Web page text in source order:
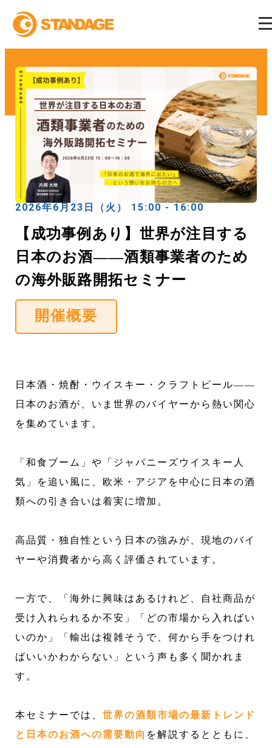
2026年6月23日（火） 15:00 - 16:00
【成功事例あり】世界が注目する
日本のお酒――酒類事業者のため
の海外販路開拓セミナー
開催概要
日本酒・焼酎・ウイスキー・クラフトビール――
日本のお酒が、いま世界のバイヤーから熱い関心
を集めています。
「和食ブーム」や「ジャパニーズウイスキー人
気」を追い風に、欧米・アジアを中心に日本の酒
類への引き合いは着実に増加。
高品質・独自性という日本の強みが、現地のバイ
ヤーや消費者から高く評価されています。
一方で、「海外に興味はあるけれど、自社商品が
受け入れられるか不安」「どの市場から入ればい
いのか」「輸出は複雑そうで、何から手をつけれ
ばいいかわからない」という声も多く聞かれま
す。
本セミナーでは、世界の酒類市場の最新トレンド
と日本のお酒への需要動向 を解説するとともに、